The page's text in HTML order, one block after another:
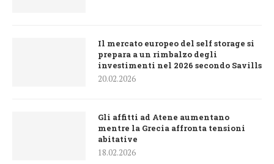
Il mercato europeo del self storage si
prepara a un rimbalzo degli
investimenti nel 2026 secondo Savills
20.02.2026
Gli affitti ad Atene aumentano
mentre la Grecia affronta tensioni
abitative
18.02.2026